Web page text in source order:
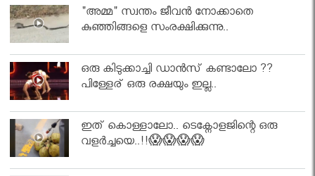
"അമ്മ" സ്വന്തം ജീവൻ നോക്കാതെ
കുഞ്ഞിങ്ങളെ സംരക്ഷിക്കുന്നു..
ഒരു കിടുക്കാച്ചി ഡാൻസ് കണ്ടാലോ ??
പിള്ളേര് ഒരു രക്ഷയും ഇല്ല..
ഇത് കൊള്ളാലോ.. ടെക്നോളജിന്റെ ഒരു
വളർച്ചയെ..!!😱😱😱😱